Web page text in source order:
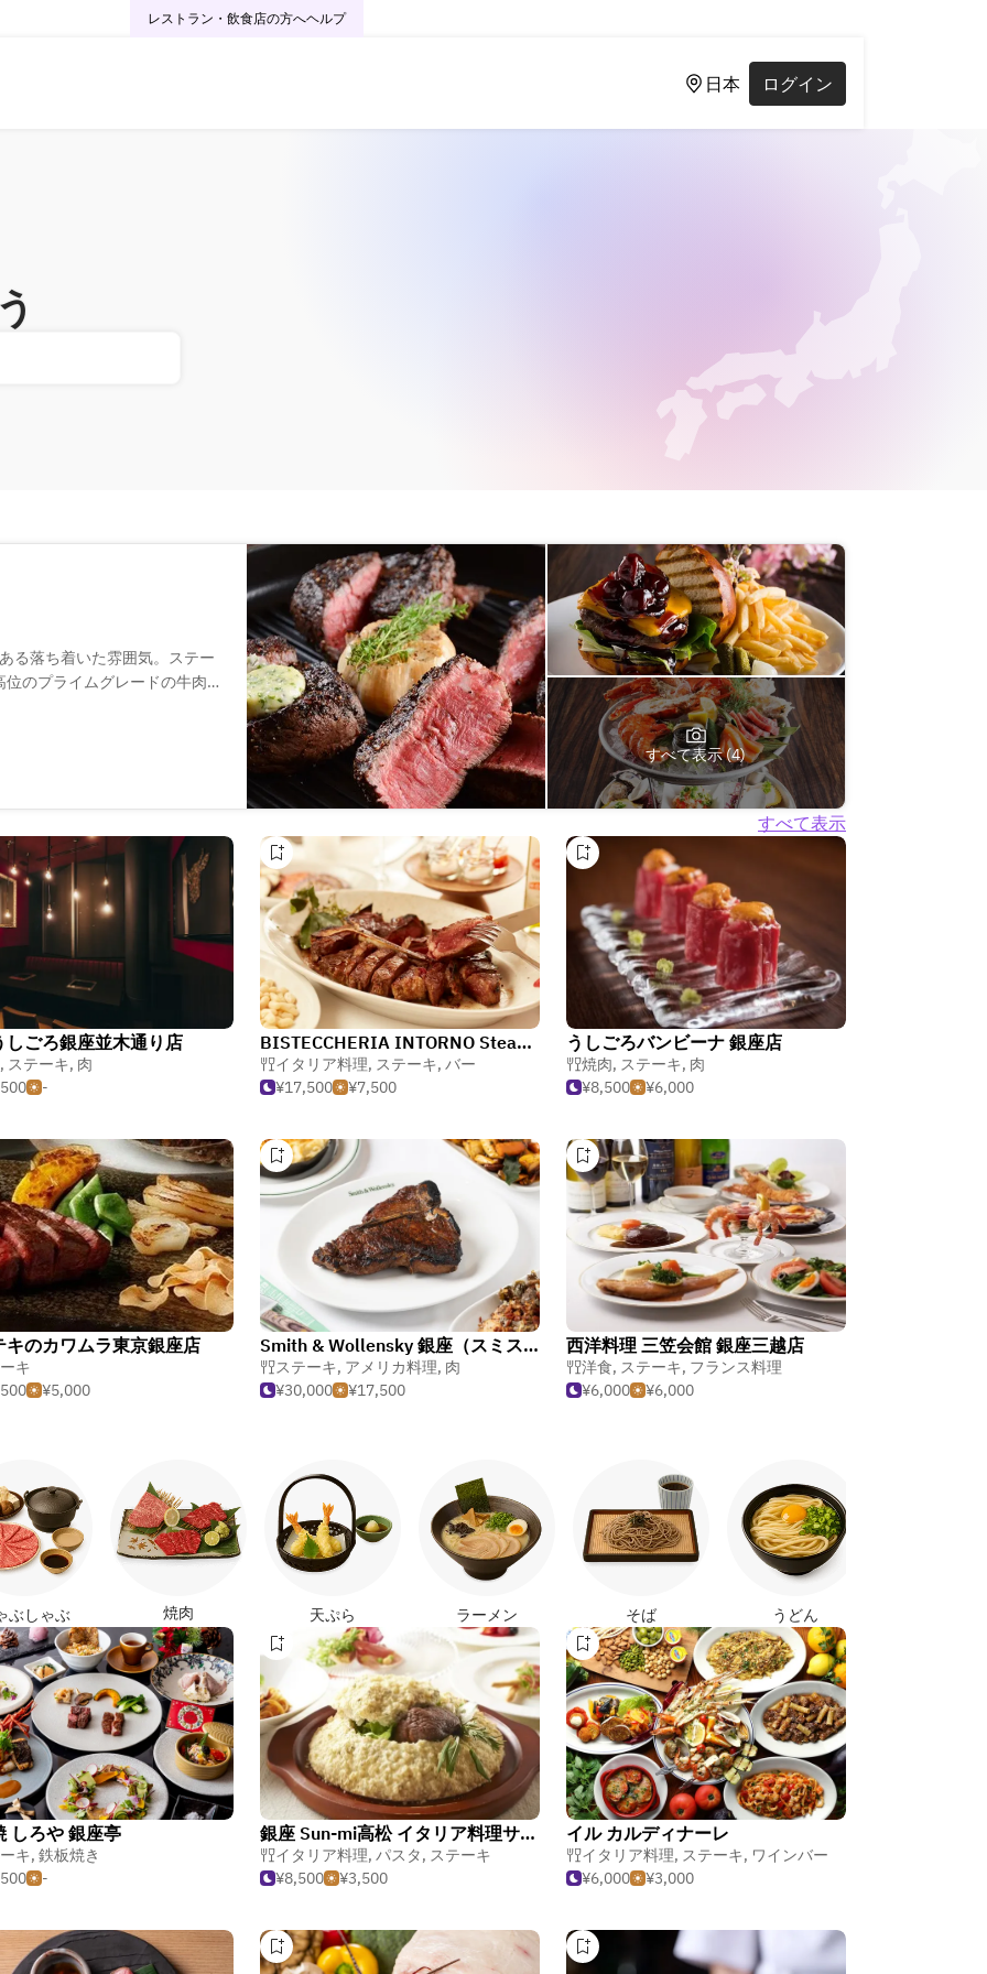
レストラン・飲食店の方へヘルプ
日本 ログイン
る落ち着いた雰囲気。ステー
のプライムグレードの牛肉
すべて表示 (4)
すべて表示
しごろ銀座並木通り店
, ステーキ, 肉
-
BISTECCHERIA INTORNO Steak & Bar Ginza Tokyo
イタリア料理, ステーキ, バー
¥17,500
¥7,500
うしごろバンビーナ 銀座店
焼肉, ステーキ, 肉
¥8,500
¥6,000
キのカワムラ東京銀座店
キ
¥5,000
Smith & Wollensky 銀座（スミス・アンド・ウォレンスキー）
ステーキ, アメリカ料理, 肉
¥30,000
¥17,500
西洋料理 三笠会館 銀座三越店
洋食, ステーキ, フランス料理
¥6,000
¥6,000
ぶしゃぶ 焼肉 天ぷら ラーメン そば うどん
しろや 銀座亭
キ, 鉄板焼き
-
銀座 Sun-mi高松 イタリア料理サントウベルトス
イタリア料理, パスタ, ステーキ
¥8,500
¥3,500
イル カルディナーレ
イタリア料理, ステーキ, ワインバー
¥6,000
¥3,000